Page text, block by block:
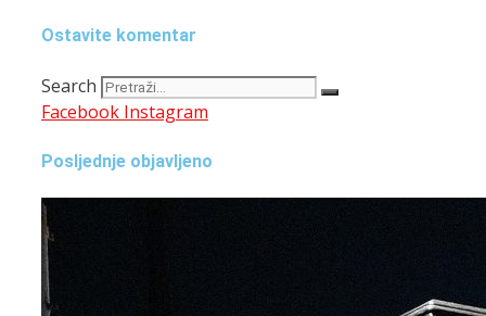
Ostavite komentar
Search
Facebook Instagram
Posljednje objavljeno